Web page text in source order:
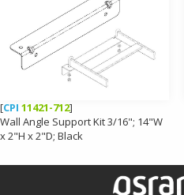
[CPI 11421-712]
Wall Angle Support Kit 3/16"; 14"W
x 2"H x 2"D; Black